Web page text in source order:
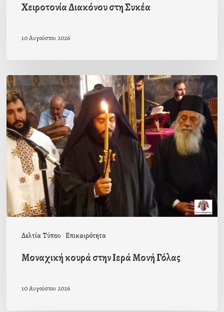
Χειροτονία Διακόνου στη Συκέα
10 Αυγούστου 2026
Δελτία Τύπου Επικαιρότητα
Μοναχική
κουρά
στην
Ιερά
Μονή
Γόλας
Μοναχική κουρά στην Ιερά Μονή Γόλας
10 Αυγούστου 2026